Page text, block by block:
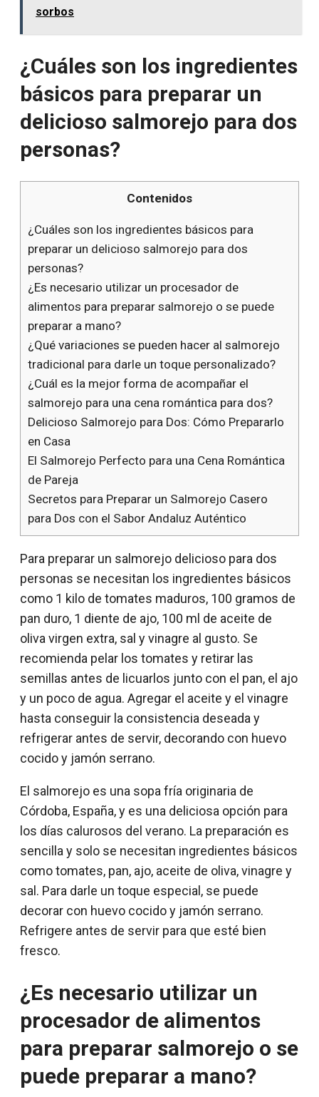
sorbos
¿Cuáles son los ingredientes
básicos para preparar un
delicioso salmorejo para dos
personas?
Contenidos
¿Cuáles son los ingredientes básicos para
preparar un delicioso salmorejo para dos
personas?
¿Es necesario utilizar un procesador de
alimentos para preparar salmorejo o se puede
preparar a mano?
¿Qué variaciones se pueden hacer al salmorejo
tradicional para darle un toque personalizado?
¿Cuál es la mejor forma de acompañar el
salmorejo para una cena romántica para dos?
Delicioso Salmorejo para Dos: Cómo Prepararlo
en Casa
El Salmorejo Perfecto para una Cena Romántica
de Pareja
Secretos para Preparar un Salmorejo Casero
para Dos con el Sabor Andaluz Auténtico
Para preparar un salmorejo delicioso para dos
personas se necesitan los ingredientes básicos
como 1 kilo de tomates maduros, 100 gramos de
pan duro, 1 diente de ajo, 100 ml de aceite de
oliva virgen extra, sal y vinagre al gusto. Se
recomienda pelar los tomates y retirar las
semillas antes de licuarlos junto con el pan, el ajo
y un poco de agua. Agregar el aceite y el vinagre
hasta conseguir la consistencia deseada y
refrigerar antes de servir, decorando con huevo
cocido y jamón serrano.
El salmorejo es una sopa fría originaria de
Córdoba, España, y es una deliciosa opción para
los días calurosos del verano. La preparación es
sencilla y solo se necesitan ingredientes básicos
como tomates, pan, ajo, aceite de oliva, vinagre y
sal. Para darle un toque especial, se puede
decorar con huevo cocido y jamón serrano.
Refrigere antes de servir para que esté bien
fresco.
¿Es necesario utilizar un
procesador de alimentos
para preparar salmorejo o se
puede preparar a mano?